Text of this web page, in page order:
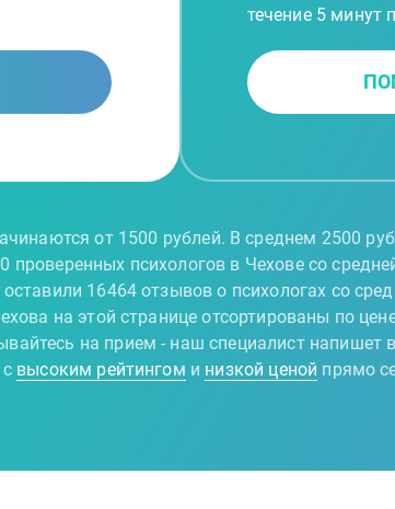
течение 5 минут
от 1500 рублей. В среднем 2500
проверенных психологов в Чехове со
16464 отзывов о психологах со
на этой странице отсортированы по
на прием - наш специалист напишет
высоким рейтингом и низкой ценой прямо